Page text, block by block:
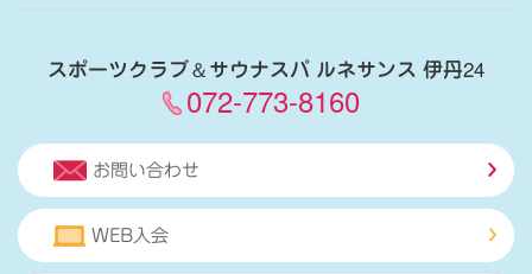
スポーツクラブ＆サウナスパ ルネサンス 伊丹24
072-773-8160
お問い合わせ
WEB入会